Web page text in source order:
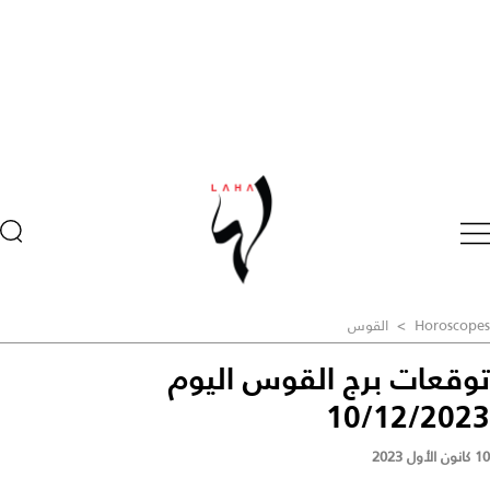
Horoscopes
> القوس
توقعات برج القوس اليوم
10/12/2023
10 كانون الأول 2023